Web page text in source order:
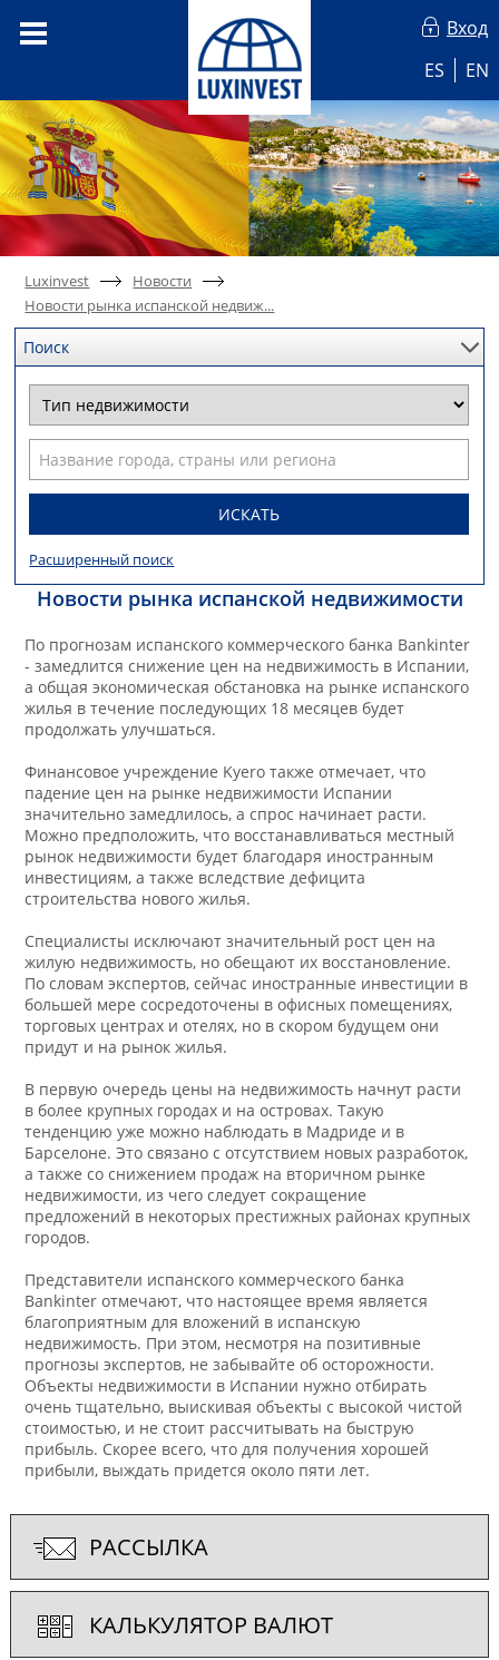
Вход
ES
EN
Luxinvest
Новости
Новости рынка испанской недвиж...
Поиск
ИСКАТЬ
Расширенный поиск
Новости рынка испанской недвижимости
По прогнозам испанского коммерческого банка Bankinter
- замедлится снижение цен на недвижимость в Испании,
а общая экономическая обстановка на рынке испанского
жилья в течение последующих 18 месяцев будет
продолжать улучшаться.
Финансовое учреждение Kyero также отмечает, что
падение цен на рынке недвижимости Испании
значительно замедлилось, а спрос начинает расти.
Можно предположить, что восстанавливаться местный
рынок недвижимости будет благодаря иностранным
инвестициям, а также вследствие дефицита
строительства нового жилья.
Специалисты исключают значительный рост цен на
жилую недвижимость, но обещают их восстановление.
По словам экспертов, сейчас иностранные инвестиции в
большей мере сосредоточены в офисных помещениях,
торговых центрах и отелях, но в скором будущем они
придут и на рынок жилья.
В первую очередь цены на недвижимость начнут расти
в более крупных городах и на островах. Такую
тенденцию уже можно наблюдать в Мадриде и в
Барселоне. Это связано с отсутствием новых разработок,
а также со снижением продаж на вторичном рынке
недвижимости, из чего следует сокращение
предложений в некоторых престижных районах крупных
городов.
Представители испанского коммерческого банка
Bankinter отмечают, что настоящее время является
благоприятным для вложений в испанскую
недвижимость. При этом, несмотря на позитивные
прогнозы экспертов, не забывайте об осторожности.
Объекты недвижимости в Испании нужно отбирать
очень тщательно, выискивая объекты с высокой чистой
стоимостью, и не стоит рассчитывать на быструю
прибыль. Скорее всего, что для получения хорошей
прибыли, выждать придется около пяти лет.
РАССЫЛКА
КАЛЬКУЛЯТОР ВАЛЮТ